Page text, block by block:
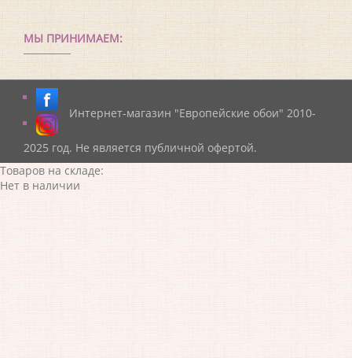
МЫ ПРИНИМАЕМ:
Интернет-магазин "Европейские обои" 2010-
2025 год. Не является публичной офертой.
Товаров на складе:
Нет в наличии